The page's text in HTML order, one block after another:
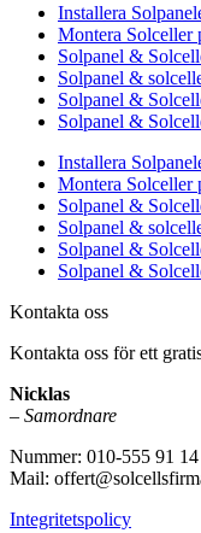
Installera
Montera Solceller
Solpanel &
Solpanel &
Solpanel &
Solpanel &
Installera
Montera Solceller
Solpanel &
Solpanel &
Solpanel &
Solpanel &
Kontakta oss
Kontakta oss för ett
Nicklas
– Samordnare
Nummer: 010-555 91 14
Mail:
Integritetspolicy